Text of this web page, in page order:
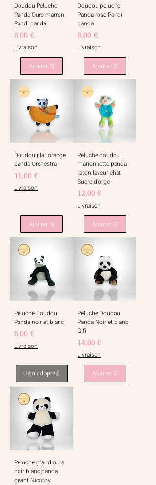
Doudou Peluche
Panda Ours marron
Pandi panda
Prix
8,00 €
Livraison
Ajouter 🛒
Doudou peluche
Panda rose Pandi
panda
Prix
8,00 €
Livraison
Ajouter 🛒
Doudou plat orange
panda Orchestra
Prix
11,00 €
Livraison
Ajouter 🛒
Peluche doudou
marionnette panda
raton laveur chat
Sucre d'orge
Prix
12,00 €
Livraison
Ajouter 🛒
Peluche Doudou
Panda noir et blanc
Prix
8,00 €
Livraison
Déjà adopté✌️
Peluche Doudou
Panda Noir et blanc
Gifi
Prix
14,00 €
Livraison
Ajouter 🛒
Peluche grand ours
noir blanc panda
geant Nicotoy